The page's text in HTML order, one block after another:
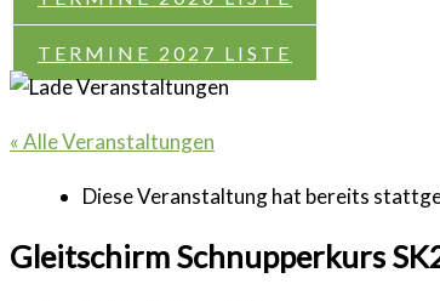
TERMINE 2027 LISTE
« Alle Veranstaltungen
Diese Veranstaltung hat bereits
Gleitschirm Schnupperkurs